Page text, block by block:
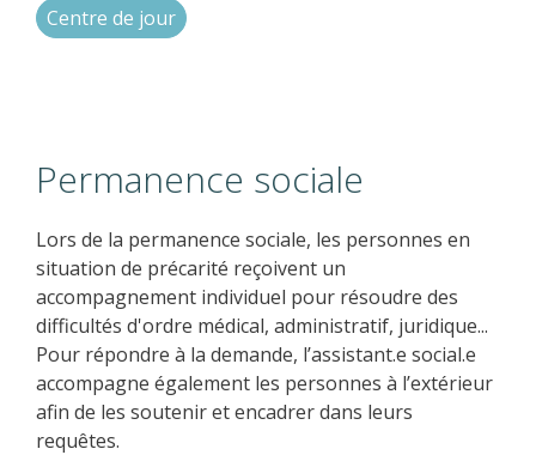
Centre de jour
Permanence sociale
Lors de la permanence sociale, les personnes en
situation de précarité reçoivent un
accompagnement individuel pour résoudre des
difficultés d'ordre médical, administratif, juridique...
Pour répondre à la demande, l’assistant.e social.e
accompagne également les personnes à l’extérieur
afin de les soutenir et encadrer dans leurs
requêtes.